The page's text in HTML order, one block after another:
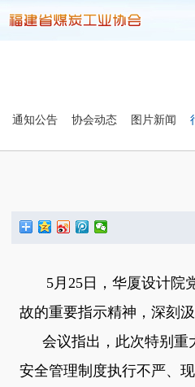
通知公告 协会动态 图片新闻
5月 25 日，华厦设计院
故的重要指示精神，深刻
会议指出，此次特别重
安全管理制度执行不严、